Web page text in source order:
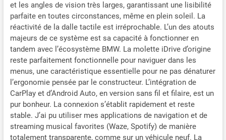
fonction d'origine de la
radio / du lecteur de CD et
ne détruit pas le câble
d'origine ; l'écran de la
caméra arrière d'origine ;
affiche les fonctions
Bluetooth 5.1 et du volant.
Montrez le système
d'origine sur ce nouvel
écran IPS. Décodeur Can-
bus intégré, compatible
avec la plupart des
fonctions de commande au
et les angles de vision très larges, garantissant une lisibilité
parfaite en toutes circonstances, même en plein soleil. La
réactivité de la dalle tactile est irréprochable. L’un des atouts
majeurs de ce système est sa capacité à fonctionner en
tandem avec l’écosystème BMW. La molette iDrive d’origine
reste parfaitement fonctionnelle pour naviguer dans les
menus, une caractéristique essentielle pour ne pas dénaturer
l’ergonomie pensée par le constructeur. L’intégration de
CarPlay et d’Android Auto, en version sans fil et filaire, est un
pur bonheur. La connexion s’établit rapidement et reste
stable. J’ai pu utiliser mes applications de navigation et de
streaming musical favorites (Waze, Spotify) de manière
totalement transparente, comme sur un véhicule neuf. La